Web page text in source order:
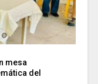
mesa
del